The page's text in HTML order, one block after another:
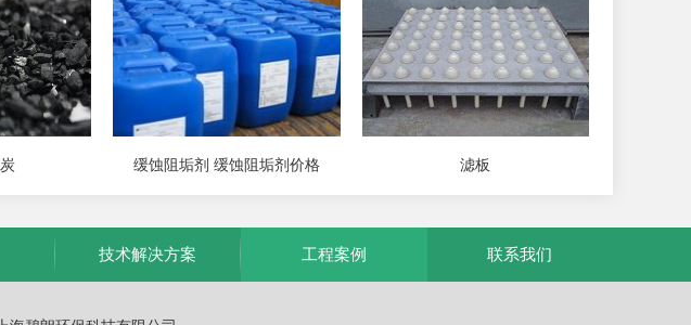
缓蚀阻垢剂 缓蚀阻垢剂价格 滤板
技术解决方案 工程案例 联系我们